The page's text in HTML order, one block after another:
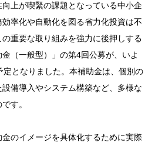
上が喫緊の課題となっている中小企
率化や自動化を図る省力化投資は不
重要な取り組みを強力に後押しする
金（一般型）」の第4回公募が、いよ
となりました。本補助金は、個別の
備導入やシステム構築など、多様な
す。
のイメージを具体化するために実際